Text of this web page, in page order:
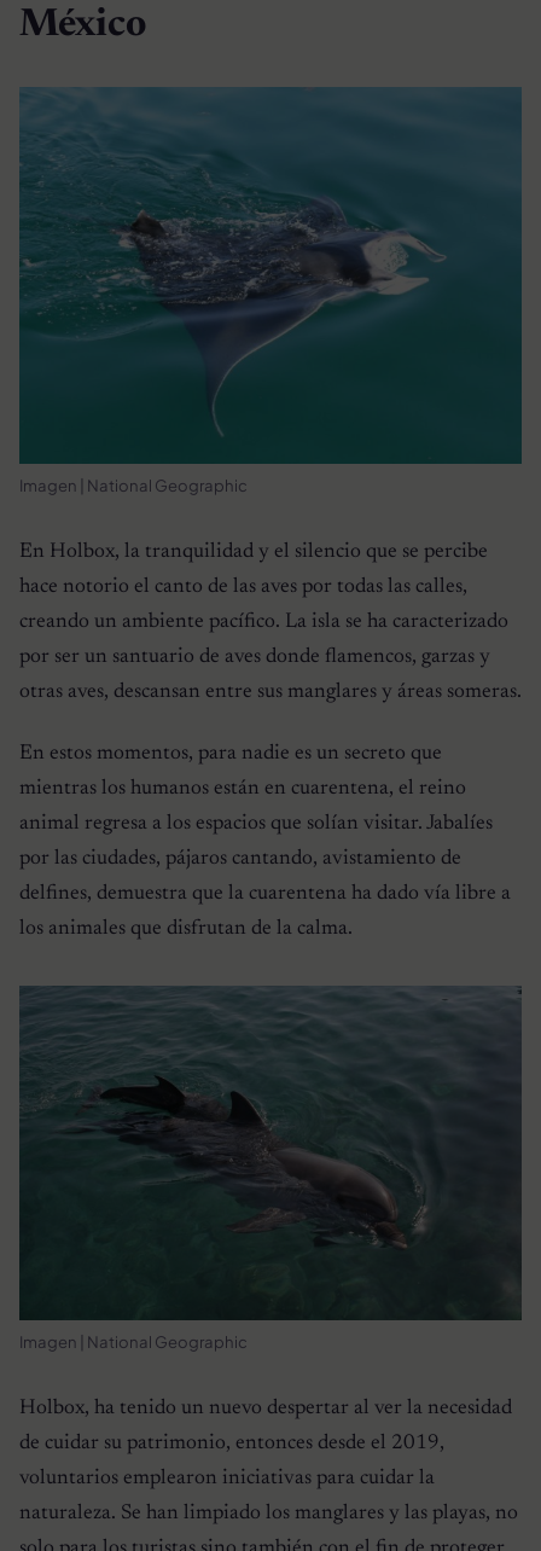
México
Imagen | National Geographic
En Holbox, la tranquilidad y el silencio que se percibe
hace notorio el canto de las aves por todas las calles,
creando un ambiente pacífico. La isla se ha caracterizado
por ser un santuario de aves donde flamencos, garzas y
otras aves, descansan entre sus manglares y áreas someras.
En estos momentos, para nadie es un secreto que
mientras los humanos están en cuarentena, el reino
animal regresa a los espacios que solían visitar. Jabalíes
por las ciudades, pájaros cantando, avistamiento de
delfines, demuestra que la cuarentena ha dado vía libre a
los animales que disfrutan de la calma.
Imagen | National Geographic
Holbox, ha tenido un nuevo despertar al ver la necesidad
de cuidar su patrimonio, entonces desde el 2019,
voluntarios emplearon iniciativas para cuidar la
naturaleza. Se han limpiado los manglares y las playas, no